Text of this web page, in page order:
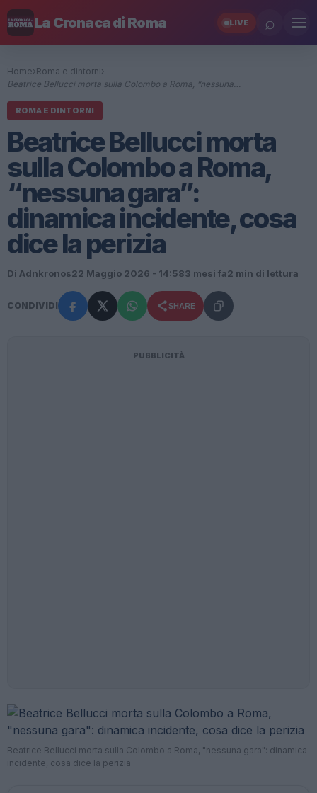
La Cronaca di Roma LIVE ⌕
Home› Roma e dintorni›
Beatrice Bellucci morta sulla Colombo a Roma, “nessuna…
ROMA E DINTORNI
Beatrice Bellucci morta
sulla Colombo a Roma,
“nessuna gara”:
dinamica incidente, cosa
dice la perizia
Di Adnkronos22 Maggio 2026 - 14:583 mesi fa2 min di lettura
CONDIVIDI SHARE
PUBBLICITÀ
Beatrice Bellucci morta sulla Colombo a Roma, "nessuna gara": dinamica
incidente, cosa dice la perizia